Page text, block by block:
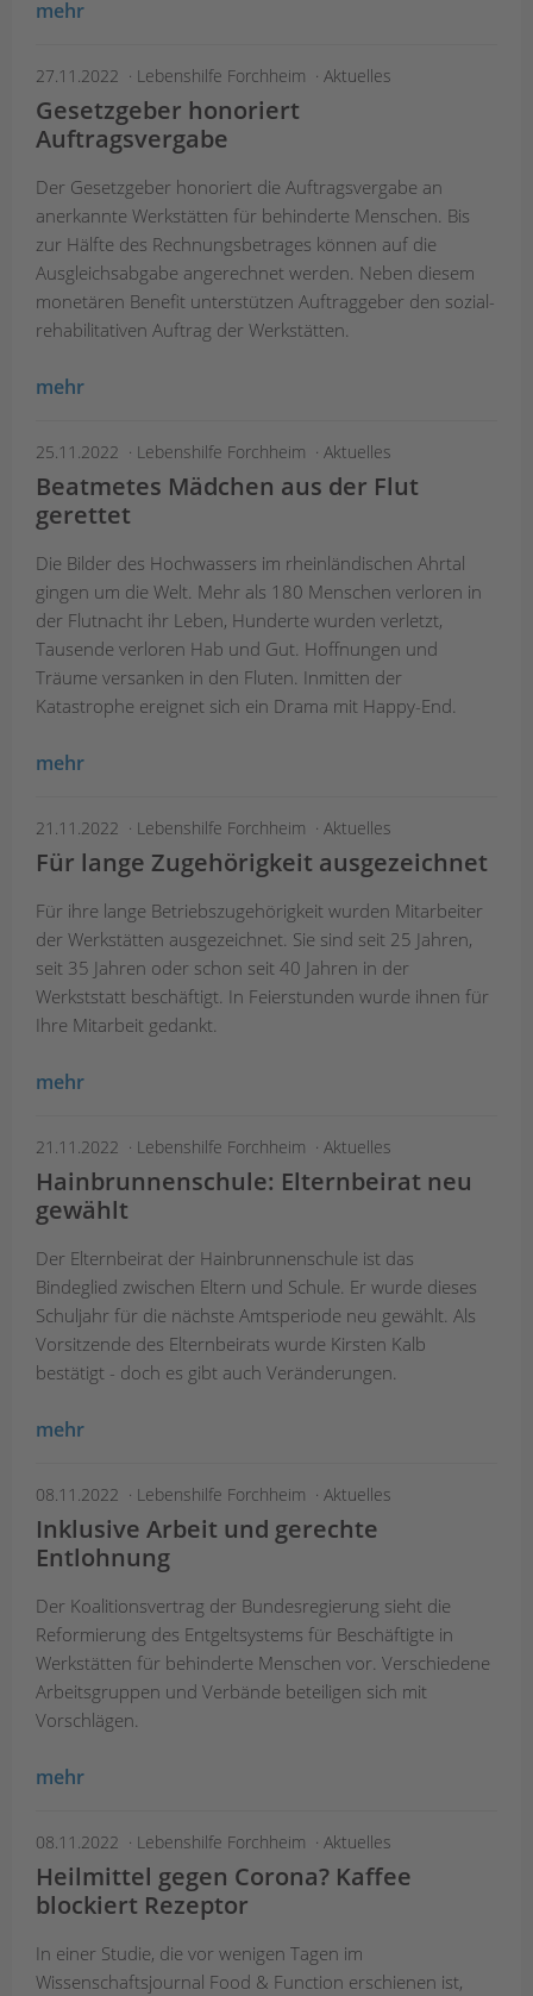
mehr
27.11.2022 Lebenshilfe Forchheim Aktuelles
Gesetzgeber honoriert
Auftragsvergabe
Der Gesetzgeber honoriert die Auftragsvergabe an
anerkannte Werkstätten für behinderte Menschen. Bis
zur Hälfte des Rechnungsbetrages können auf die
Ausgleichsabgabe angerechnet werden. Neben diesem
monetären Benefit unterstützen Auftraggeber den sozial-
rehabilitativen Auftrag der Werkstätten.
mehr
25.11.2022 Lebenshilfe Forchheim Aktuelles
Beatmetes Mädchen aus der Flut
gerettet
Die Bilder des Hochwassers im rheinländischen Ahrtal
gingen um die Welt. Mehr als 180 Menschen verloren in
der Flutnacht ihr Leben, Hunderte wurden verletzt,
Tausende verloren Hab und Gut. Hoffnungen und
Träume versanken in den Fluten. Inmitten der
Katastrophe ereignet sich ein Drama mit Happy-End.
mehr
21.11.2022 Lebenshilfe Forchheim Aktuelles
Für lange Zugehörigkeit ausgezeichnet
Für ihre lange Betriebszugehörigkeit wurden Mitarbeiter
der Werkstätten ausgezeichnet. Sie sind seit 25 Jahren,
seit 35 Jahren oder schon seit 40 Jahren in der
Werkststatt beschäftigt. In Feierstunden wurde ihnen für
Ihre Mitarbeit gedankt.
mehr
21.11.2022 Lebenshilfe Forchheim Aktuelles
Hainbrunnenschule: Elternbeirat neu
gewählt
Der Elternbeirat der Hainbrunnenschule ist das
Bindeglied zwischen Eltern und Schule. Er wurde dieses
Schuljahr für die nächste Amtsperiode neu gewählt. Als
Vorsitzende des Elternbeirats wurde Kirsten Kalb
bestätigt - doch es gibt auch Veränderungen.
mehr
08.11.2022 Lebenshilfe Forchheim Aktuelles
Inklusive Arbeit und gerechte
Entlohnung
Der Koalitionsvertrag der Bundesregierung sieht die
Reformierung des Entgeltsystems für Beschäftigte in
Werkstätten für behinderte Menschen vor. Verschiedene
Arbeitsgruppen und Verbände beteiligen sich mit
Vorschlägen.
mehr
08.11.2022 Lebenshilfe Forchheim Aktuelles
Heilmittel gegen Corona? Kaffee
blockiert Rezeptor
In einer Studie, die vor wenigen Tagen im
Wissenschaftsjournal Food & Function erschienen ist,